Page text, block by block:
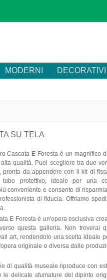
MODERNI DECORATIVI
SU TELA
Cascata E Foresta è un magnifico
qualità. Puoi scegliere tra due
da appendere con il kit di
protettivo, ideale per una
conveniente e consente di
di fiducia. Offriamo
E Foresta è un'opera esclusiva
questa galleria. Non troverai
art, rendendolo una scelta ideale
originale e diversa dalle
di qualità museale riproduce con
delicate sfumature del dipinto